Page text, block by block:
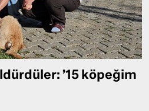
’15 köpeğim